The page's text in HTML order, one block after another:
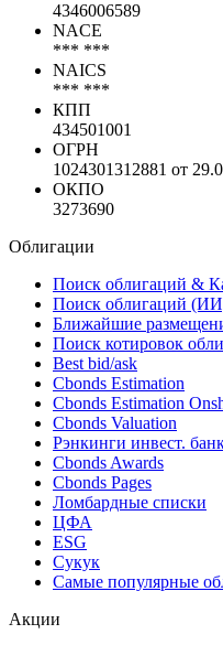
4346006589
NACE
*** ***
NAICS
*** ***
КПП
434501001
ОГРН
1024301312881 от
ОКПО
3273690
Облигации
Поиск облигаций &
Поиск облигаций
Ближайшие
Поиск котировок
Best bid/ask
Cbonds Estimation
Cbonds Estimation
Cbonds Valuation
Рэнкинги инвест.
Cbonds Awards
Cbonds Pages
Ломбардные списки
ЦФА
ESG
Сукук
Самые популярные
Акции